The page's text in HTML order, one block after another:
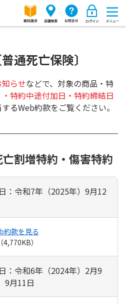
通死亡保険〕
らせなどで、対象の商品・特
特約中途付加日・特約締結日
るWeb約款をご覧ください。
割増特約・傷害特約
：令和7年（2025年）9月12
約款を見る
（4,770KB）
：令和6年（2024年）2月9
9月11日